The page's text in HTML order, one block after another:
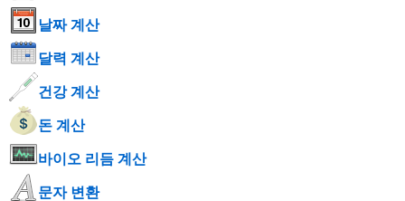
날짜 계산
달력 계산
건강 계산
돈 계산
바이오 리듬 계산
문자 변환